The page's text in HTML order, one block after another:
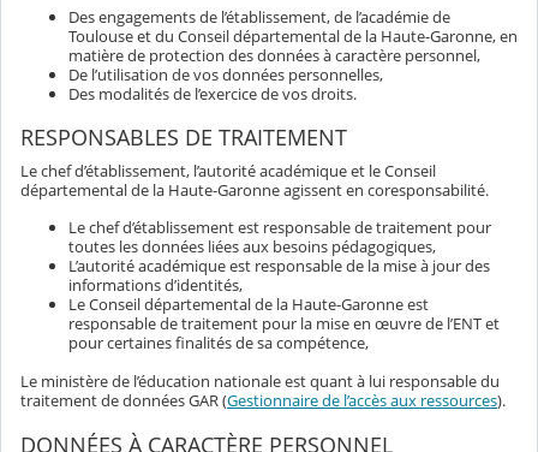
Des engagements de l’établissement, de l’académie de
Toulouse et du Conseil départemental de la Haute-Garonne, en
matière de protection des données à caractère personnel,
De l’utilisation de vos données personnelles,
Des modalités de l’exercice de vos droits.
RESPONSABLES DE TRAITEMENT
Le chef d’établissement, l’autorité académique et le Conseil
départemental de la Haute-Garonne agissent en coresponsabilité.
Le chef d’établissement est responsable de traitement pour
toutes les données liées aux besoins pédagogiques,
L’autorité académique est responsable de la mise à jour des
informations d’identités,
Le Conseil départemental de la Haute-Garonne est
responsable de traitement pour la mise en œuvre de l’ENT et
pour certaines finalités de sa compétence,
Le ministère de l’éducation nationale est quant à lui responsable du
traitement de données GAR (Gestionnaire de l’accès aux ressources).
DONNÉES À CARACTÈRE PERSONNEL